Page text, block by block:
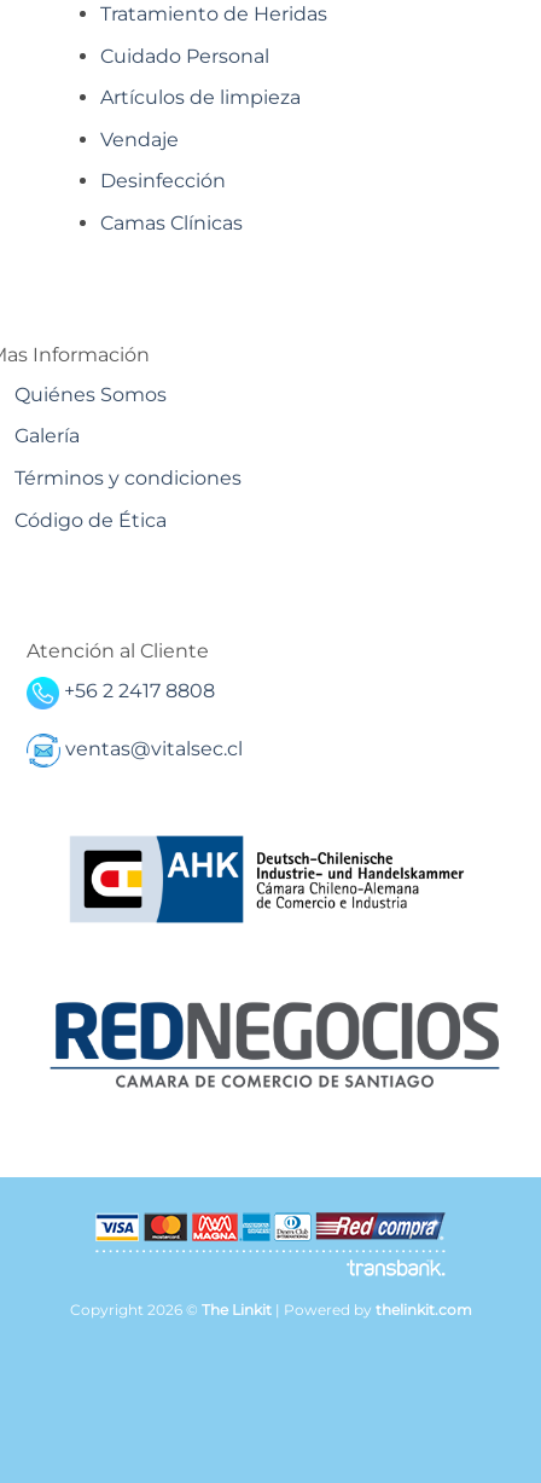
Tratamiento de Heridas
Cuidado Personal
Artículos de limpieza
Vendaje
Desinfección
Camas Clínicas
Información
Quiénes Somos
Galería
Términos y condiciones
Código de Ética
Atención al Cliente
+56 2 2417 8808
ventas@vitalsec.cl
Copyright 2026 © The Linkit| Powered by thelinkit.com